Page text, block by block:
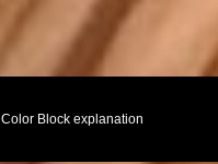
Color Block explanation